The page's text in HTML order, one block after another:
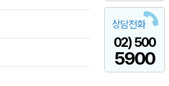
상담전화
02) 500
5900